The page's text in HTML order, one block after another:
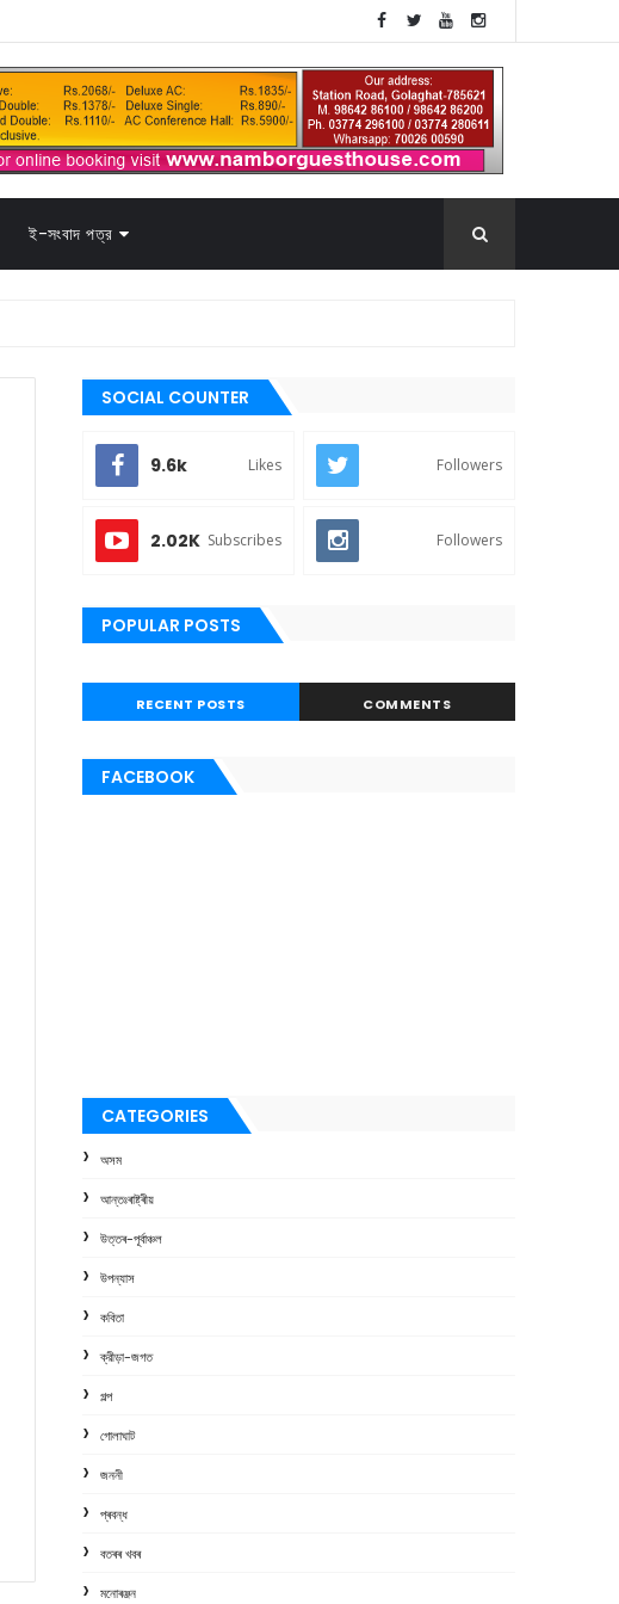
ই-সংবাদ পত্র
SOCIAL COUNTER
9.6k Likes Followers
2.02K Subscribes Followers
POPULAR POSTS
RECENT POSTS COMMENTS
FACEBOOK
CATEGORIES
অসম
আন্তঃৰাষ্ট্ৰীয়
উত্তৰ-পূৰ্বাঞ্চল
উপন্যাস
কবিতা
ক্রীড়া-জগত
গল্প
গোলাঘাট
জননী
প্ৰবন্ধ
বতৰৰ খবৰ
মনোৰঞ্জন